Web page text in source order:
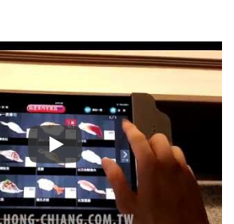
Magictouch Sushi